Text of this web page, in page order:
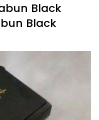
Black
Black